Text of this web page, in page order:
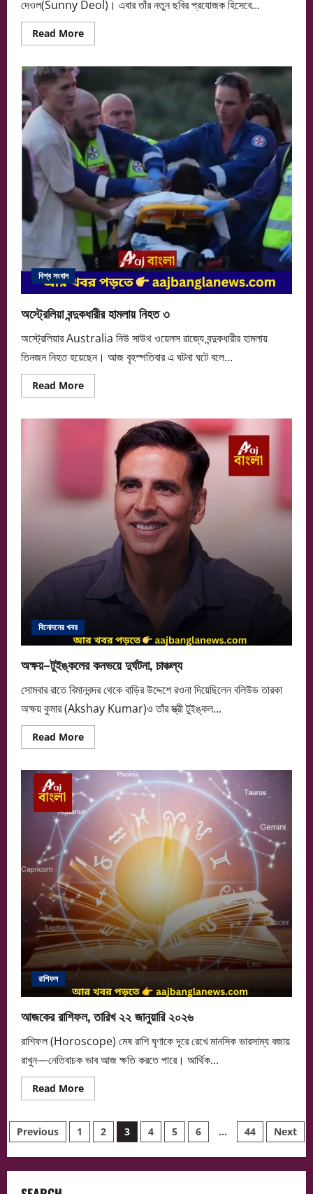
দেওল(Sunny Deol)। এবার তাঁর নতুন ছবির প্রযোজক হিসেবে...
Read MoreRead
more
পর
ফের
অ্যাকশন
ছবিতে
ফিরছেন
সানি
দেওল
বিশ্ব সংবাদ
অস্ট্রেলিয়া বন্দুকধারীর হামলায় নিহত ৩
অস্ট্রেলিয়ার Australia নিউ সাউথ ওয়েলস রাজ্যে বন্দুকধারীর হামলায়
তিনজন নিহত হয়েছেন। আজ বৃহস্পতিবার এ ঘটনা ঘটে বলে...
Read MoreRead
more
বিনোদনের খবর
অক্ষয়–টুইঙ্কলের কনভয়ে দুর্ঘটনা, চাঞ্চল্য
সোমবার রাতে বিমানবন্দর থেকে বাড়ির উদ্দেশে রওনা দিয়েছিলেন বলিউড তারকা
অক্ষয় কুমার (Akshay Kumar)ও তাঁর স্ত্রী টুইঙ্কল...
Read MoreRead
more
টুইঙ্কলের
দুর্ঘটনা,
চাঞ্চল্য
রাশিফল
আজকের রাশিফল, তারিখ ২২ জানুয়ারি ২০২৬
রাশিফল (Horoscope) মেষ রাশি ঘৃণাকে দূরে রেখে মানসিক ভারসাম্য বজায়
রাখুন—নেতিবাচক ভাব আজ ক্ষতি করতে পারে। আর্থিক...
Read MoreRead
more
রাশিফল,
তারিখ
২২
জানুয়ারি
Posts
pagination
Previous 1 2 3 4 5 6 … 44 Next